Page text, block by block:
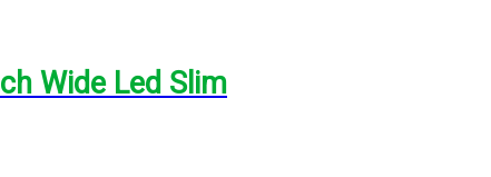
Wide Led Slim